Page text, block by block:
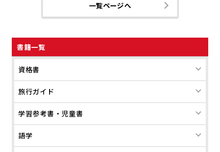
書籍一覧
資格書
旅行ガイド
学習参考書・児童書
語学
一覧ページへ